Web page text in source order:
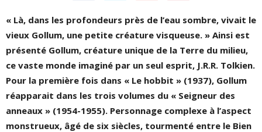
« Là, dans les profondeurs près de l’eau sombre, vivait le
vieux Gollum, une petite créature visqueuse. » Ainsi est
présenté Gollum, créature unique de la Terre du milieu,
ce vaste monde imaginé par un seul esprit, J.R.R. Tolkien.
Pour la première fois dans « Le hobbit » (1937), Gollum
réapparait dans les trois volumes du « Seigneur des
anneaux » (1954-1955). Personnage complexe à l’aspect
monstrueux, âgé de six siècles, tourmenté entre le Bien